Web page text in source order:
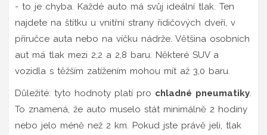
- to je chyba. Každé auto má svůj ideální tlak. Ten
najdete na štítku u vnitřní strany řidičových dveří, v
příručce auta nebo na víčku nádrže. Většina osobních
aut má tlak mezi 2,2 a 2,8 baru. Některé SUV a
vozidla s těžším zatížením mohou mít až 3,0 baru.
Důležité: tyto hodnoty platí pro chladné pneumatiky.
To znamená, že auto muselo stát minimálně 2 hodiny
nebo jelo méně než 2 km. Pokud jste právě jeli, tlak